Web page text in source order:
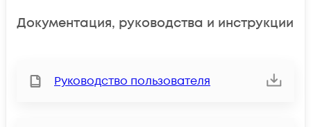
Документация, руководства и инструкции
Руководство пользователя